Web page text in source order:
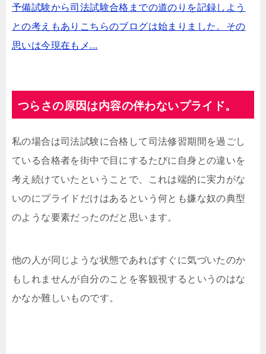
予備試験から司法試験合格までの道のりを記録しよう
との考えもありこちらのブログは始まりました。その
思いは今現在もメ...
つらさの原因は内容の伴わないプライド。
私の場合は司法試験に合格して司法修習期間を過ごし
ている合格者を街中で目にするたびに自身との違いを
考え続けていたということで、これは端的に実力がな
いのにプライドだけはあるという何とも嫌な奴の典型
のような要素だったのだと思います。
他の人が同じような状態であればすぐに気づいたのか
もしれませんが自分のことを客観視するというのはな
かなか難しいものです。